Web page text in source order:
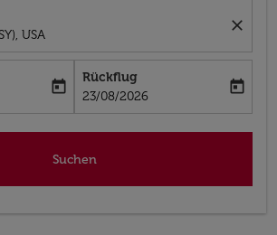
USA
close
date-aria-label
today
Rückflug
fc-booking-return-date-aria-label
23/08/2026
today
Suchen